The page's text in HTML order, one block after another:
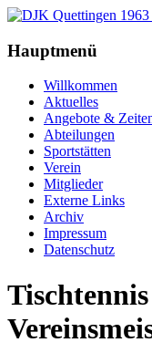
Hauptmenü
Willkommen
Aktuelles
Angebote &
Abteilungen
Sportstätten
Verein
Mitglieder
Externe Links
Archiv
Impressum
Datenschutz
Tischtennis